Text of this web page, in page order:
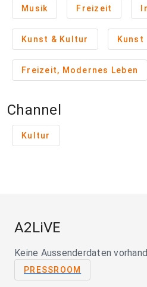
Musik Freizeit
Kunst & Kultur Kunst
Freizeit, Modernes Leben
Channel
Kultur
A2LiVE
Keine Aussenderdaten
PRESSROOM